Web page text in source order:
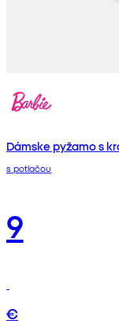
Dámske pyžamo s
s potlačou
9
€